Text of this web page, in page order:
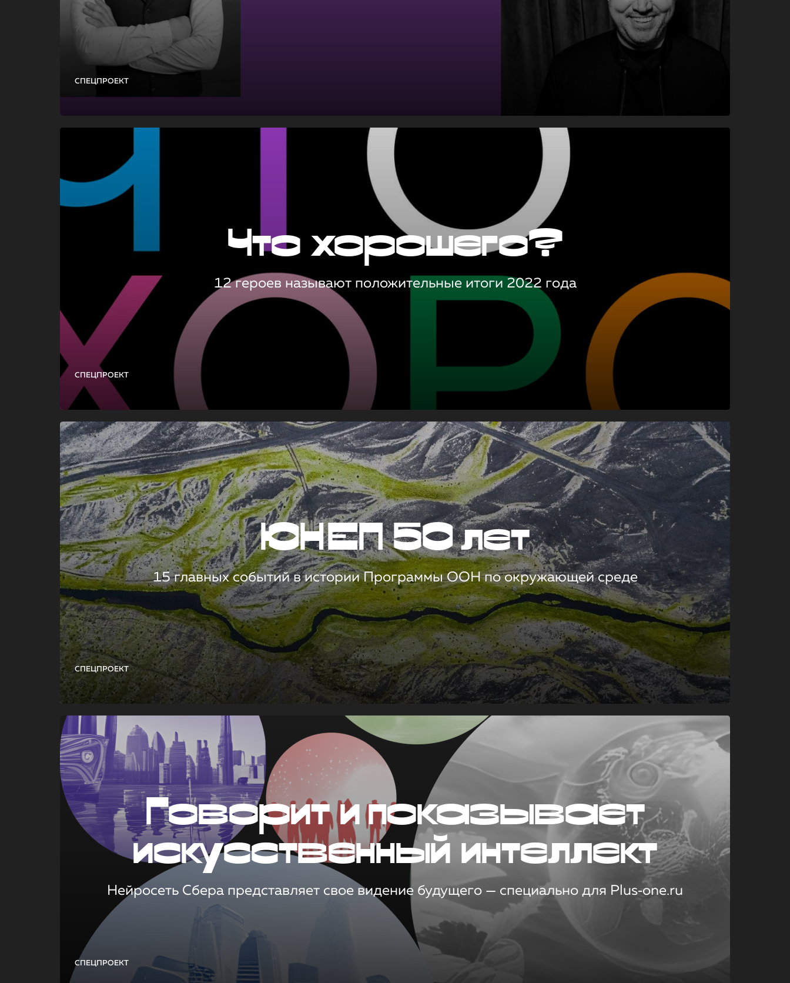
СПЕЦПРОЕКТ
СПЕЦПРОЕКТ
Что хорошего?
12 героев называют положительные итоги 2022 года
СПЕЦПРОЕКТ
ЮНЕП 50 лет
15 главных событий в истории Программы ООН по окружающей среде
СПЕЦПРОЕКТ
Говорит и показывает
искусственный интеллект
Нейросеть Сбера представляет свое видение будущего — специально для Plus‑one.ru